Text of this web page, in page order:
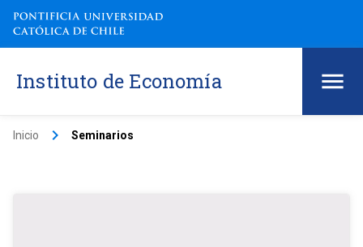
Instituto de Economía
Inicio keyboard_arrow_right Seminarios